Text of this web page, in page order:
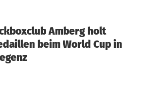
Amberg holt
beim World Cup in